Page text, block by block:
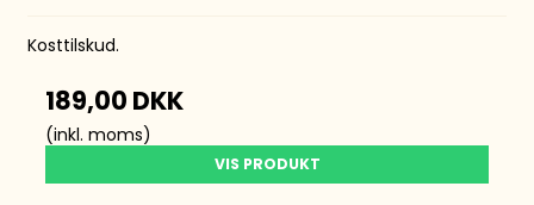
Kosttilskud.
189,00 DKK
(inkl. moms)
VIS PRODUKT